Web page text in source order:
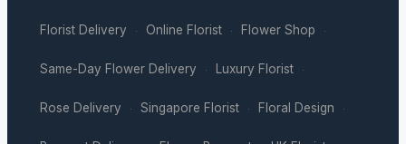
Florist Delivery · Online Florist · Flower Shop ·
Same-Day Flower Delivery · Luxury Florist ·
Rose Delivery · Singapore Florist · Floral Design ·